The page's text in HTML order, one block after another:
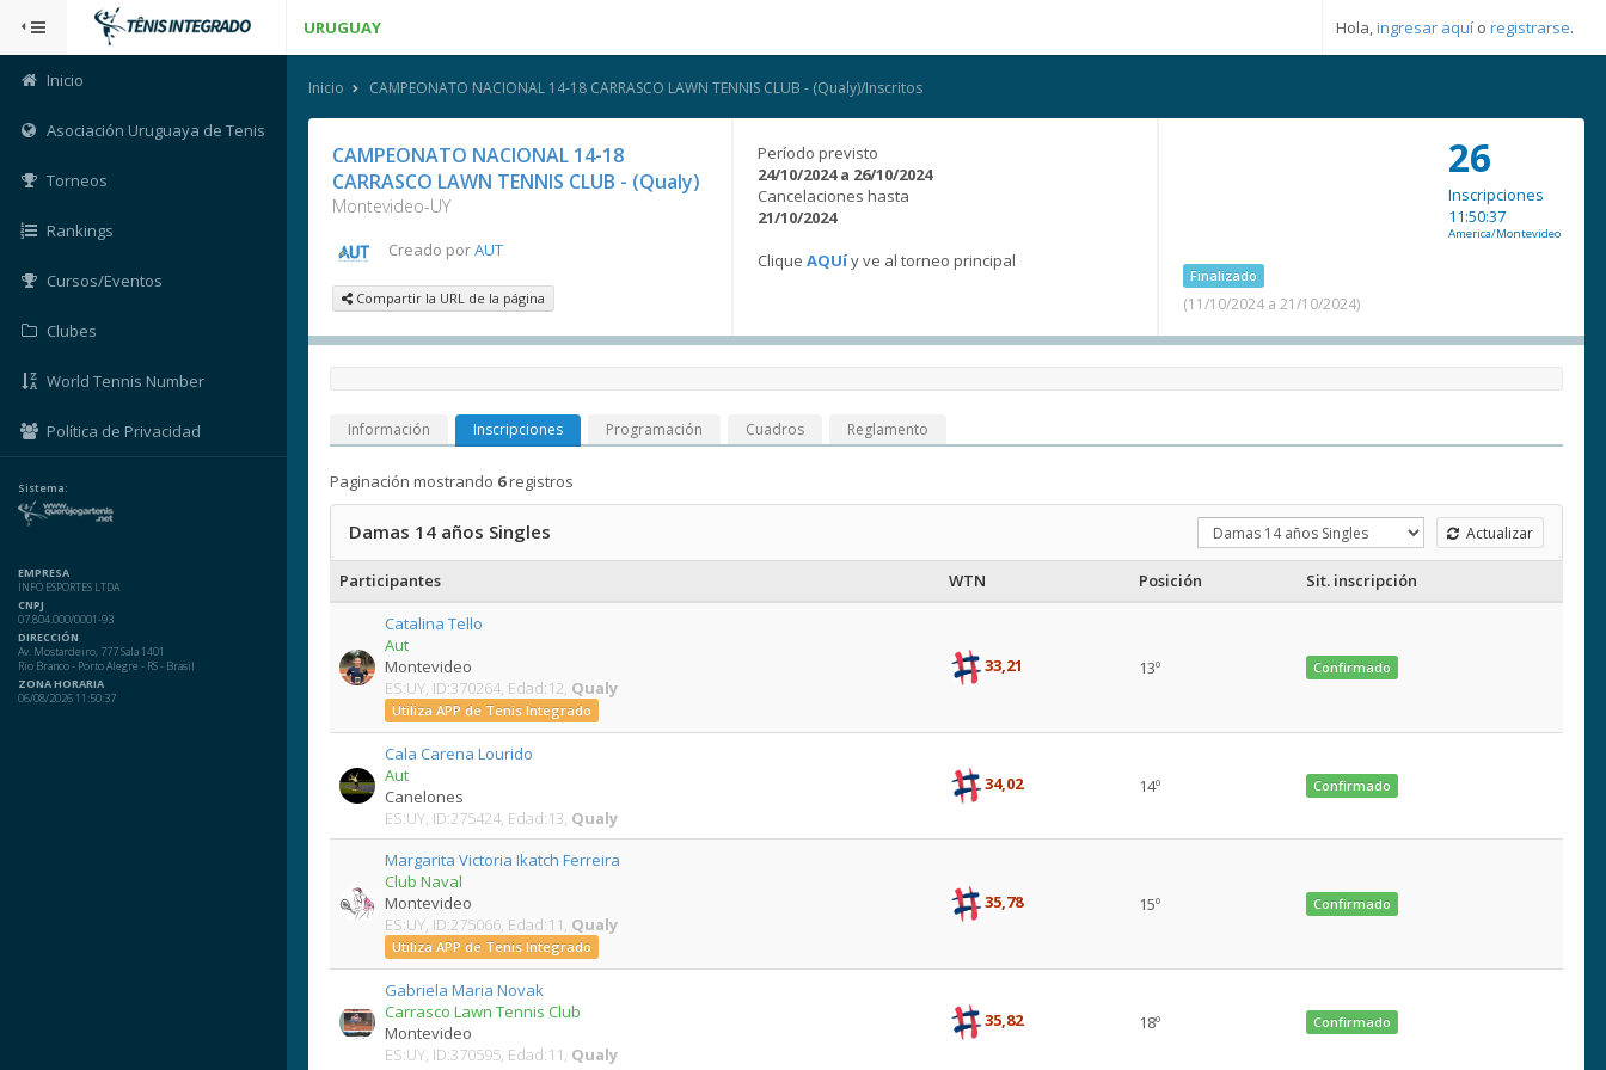
URUGUAY Hola,ingresar aquí o registrarse.
Inicio
Asociación Uruguaya de Tenis
Torneos
Rankings
Cursos/Eventos
Clubes
World Tennis Number
Política de Privacidad
Sistema:
EMPRESA
INFO ESPORTES LTDA
CNPJ
07.804.000/0001-93
DIRECCIÓN
Av. Mostardeiro, 777 Sala 1401
Rio Branco - Porto Alegre - RS - Brasil
ZONA HORARIA
06/08/2026 11:50:37
Inicio CAMPEONATO NACIONAL 14-18 CARRASCO LAWN TENNIS CLUB - (Qualy)/Inscritos
CAMPEONATO NACIONAL 14-18
CARRASCO LAWN TENNIS CLUB - (Qualy)
Montevideo-UY
Creado porAUT
Compartir la URL de la página
Período previsto
24/10/2024 a 26/10/2024
Cancelaciones hasta
21/10/2024
Clique AQUíy ve al torneo principal
Finalizado
(11/10/2024 a 21/10/2024)
26
Inscripciones
11:50:37
America/Montevideo
Información Inscripciones Programación Cuadros Reglamento
Paginación mostrando 6registros
Damas 14 años Singles Actualizar
Participantes WTN Posición
Sit. inscripción
Catalina Tello
Aut
Montevideo
ES:UY, ID:370264, Edad:12, Qualy
Utiliza APP de Tenis Integrado
33,21 13º Confirmado
Cala Carena Lourido
Aut
Canelones
ES:UY, ID:275424, Edad:13, Qualy
34,02 14º Confirmado
Margarita Victoria Ikatch Ferreira
Club Naval
Montevideo
ES:UY, ID:275066, Edad:11, Qualy
Utiliza APP de Tenis Integrado
35,78 15º Confirmado
Gabriela Maria Novak
Carrasco Lawn Tennis Club
Montevideo
ES:UY, ID:370595, Edad:11, Qualy
35,82 18º Confirmado